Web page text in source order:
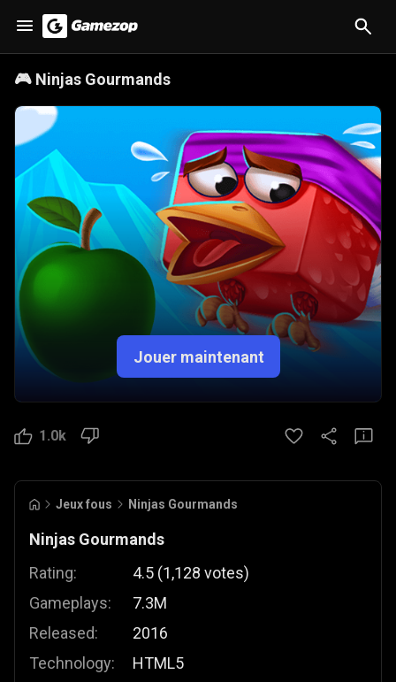
🎮 Ninjas Gourmands
Jouer maintenant
1.0k
Jeux fous Ninjas Gourmands
Ninjas Gourmands
Rating:
Gameplays:
Released:
Technology:
4.5 (1,128 votes)
7.3M
2016
HTML5